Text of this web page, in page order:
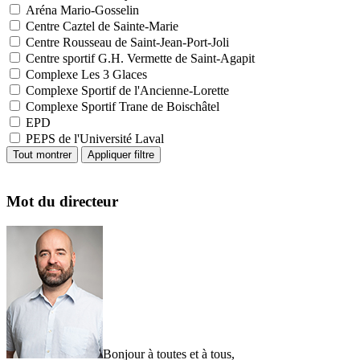
Aréna Mario-Gosselin
Centre Caztel de Sainte-Marie
Centre Rousseau de Saint-Jean-Port-Joli
Centre sportif G.H. Vermette de Saint-Agapit
Complexe Les 3 Glaces
Complexe Sportif de l'Ancienne-Lorette
Complexe Sportif Trane de Boischâtel
EPD
PEPS de l'Université Laval
Mot du directeur
Bonjour à toutes et à tous,